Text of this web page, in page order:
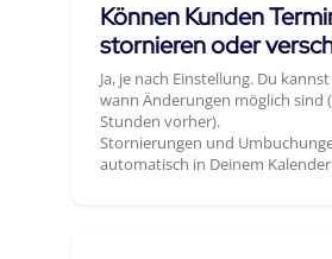
Können Kunden
stornieren oder
Ja, je nach Einstellung. Du
wann Änderungen möglich sind
Stunden vorher).
Stornierungen und
automatisch in Deinem